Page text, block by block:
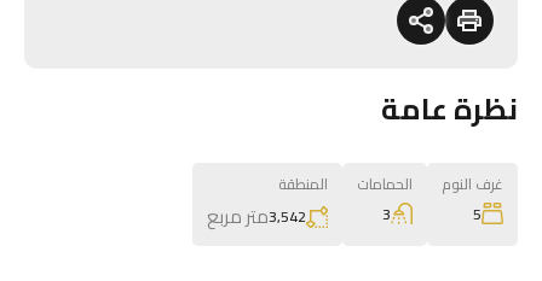
نظرة عامة
غرف النوم
5
الحمامات
3
المنطقة
3,542متر مربع